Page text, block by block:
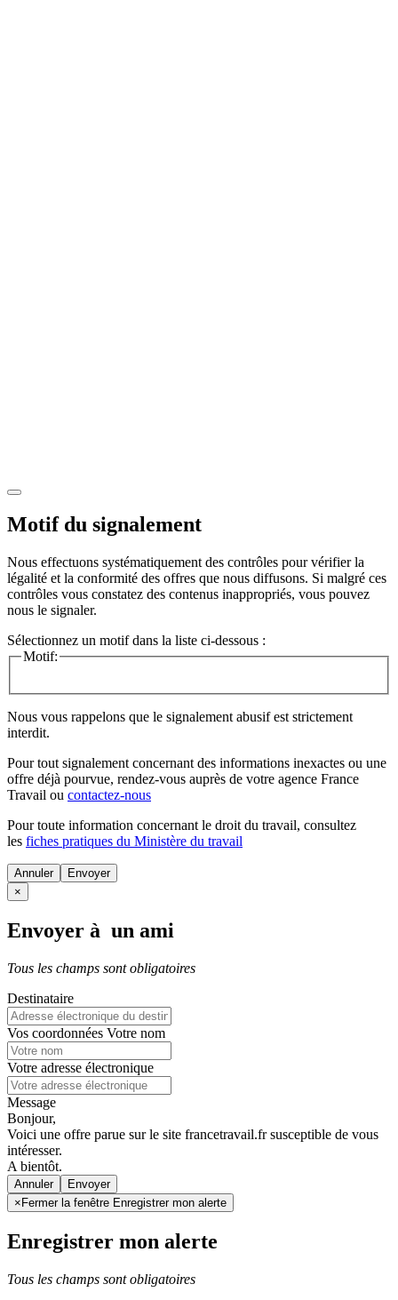
Motif du signalement
Nous effectuons systématiquement des contrôles pour vérifier la
légalité et la conformité des offres que nous diffusons. Si malgré ces
contrôles vous constatez des contenus inappropriés, vous pouvez
nous le signaler.
Sélectionnez un motif dans la liste ci-dessous :
Motif:
Nous vous rappelons que le signalement abusif est strictement
interdit.
Pour tout signalement concernant des informations inexactes ou une
offre déjà pourvue, rendez-vous auprès de votre agence France
Travail ou contactez-nous
Pour toute information concernant le droit du travail, consultez
les fiches pratiques du Ministère du travail
Annuler
×
Envoyer à un ami
Tous les champs sont obligatoires
Destinataire
Vos coordonnées Votre nom
Votre adresse électronique
Message
Bonjour,
Voici une offre parue sur le site francetravail.fr susceptible de vous
intéresser.
A bientôt.
Annuler
× Fermer la fenêtre Enregistrer mon alerte
Enregistrer mon alerte
Tous les champs sont obligatoires